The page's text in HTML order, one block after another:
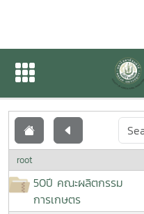
เอกสารเผยแพร่
root
50ปี คณะผลิตกรรม
การเกษตร